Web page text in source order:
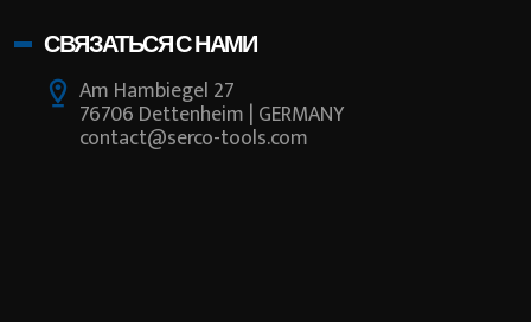
СВЯЗАТЬСЯ С НАМИ
Am Hambiegel 27
76706 Dettenheim | GERMANY
contact@serco-tools.com